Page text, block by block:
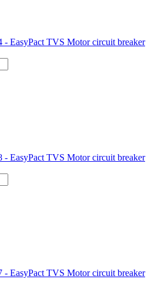
- EasyPact TVS Motor circuit breaker
- EasyPact TVS Motor circuit breaker
- EasyPact TVS Motor circuit breaker